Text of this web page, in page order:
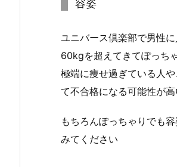
容姿
ユニバース倶楽部で男性
60kgを超えてきてぽっち
極端に痩せ過ぎている人
て不合格になる可能性が高
もちろんぽっちゃりでも
みてください